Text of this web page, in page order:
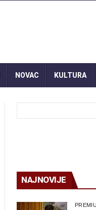
NOVAC KULTURA
NAJNOVIJE